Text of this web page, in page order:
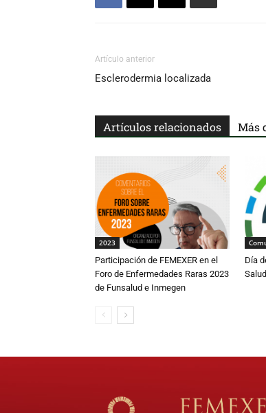
Artículo anterior
Esclerodermia localizada
Artículos relacionados Más
2023
Participación de FEMEXER en el
Foro de Enfermedades Raras 2023
de Funsalud e Inmegen
Día
Salud